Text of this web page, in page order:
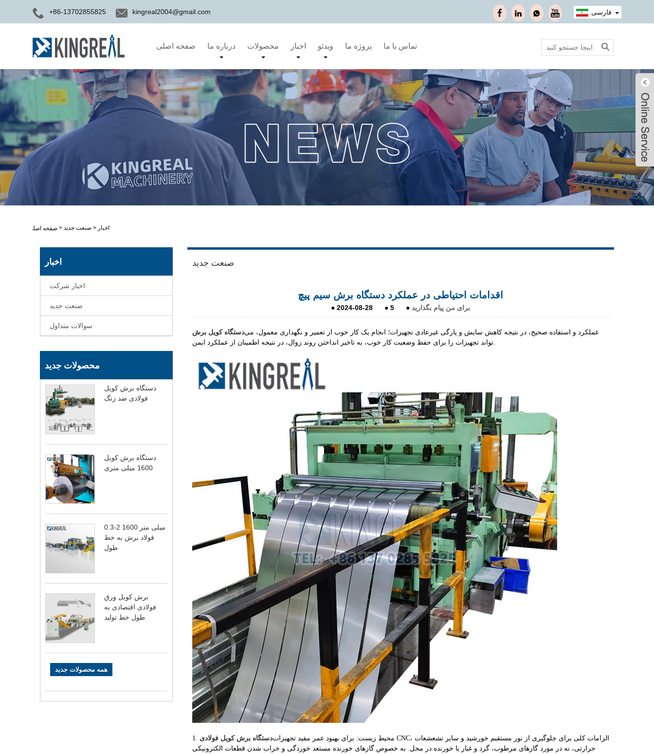
+86-13702855825 kingreal2004@gmail.com فارسی
صفحه اصلی درباره ما محصولات اخبار ویدئو پروژه ما تماس با ما
صفحه اصلی > اخبار > صنعت جدید
اخبار
اخبار شرکت
صنعت جدید
سوالات متداول
محصولات جدید
دستگاه برش کویل
فولادی ضد زنگ
دستگاه برش کویل
1600 میلی متری
0.3-2 1600 میلی متر
فولاد برش به خط
طول
برش کویل ورق
فولادی اقتصادی به
طول خط تولید
همه محصولات جدید
صنعت جدید
اقدامات احتیاطی در عملکرد دستگاه برش سیم پیچ
●2024-08-28 ●5 ● برای من پیام بگذارید
دستگاه کویل برشعملکرد و استفاده صحیح، در نتیجه کاهش سایش و پارگی غیرعادی تجهیزات؛ انجام یک کار خوب از تعمیر و نگهداری معمول، می
تواند تجهیزات را برای حفظ وضعیت کار خوب، به تاخیر انداختن روند زوال، در نتیجه اطمینان از عملکرد ایمن.
1. دستگاه برش کویل فولادیمحیط زیست: برای بهبود عمر مفید تجهیزات CNC، الزامات کلی برای جلوگیری از نور مستقیم خورشید و سایر تشعشعات
حرارتی، نه در مورد گازهای مرطوب، گرد و غبار یا خورنده در محل. به خصوص گازهای خورنده مستعد خوردگی و خراب شدن قطعات الکترونیکی